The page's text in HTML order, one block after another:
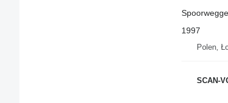
1997
Polen,
SCAN-